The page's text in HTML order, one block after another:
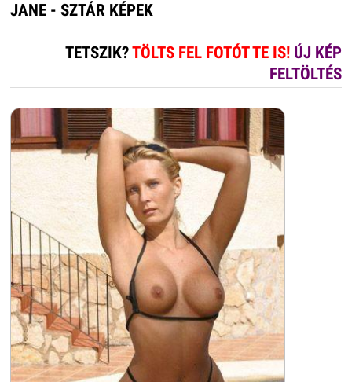
JANE - SZTÁR KÉPEK
TETSZIK?TÖLTS FEL FOTÓT TE IS! ÚJ KÉP
FELTÖLTÉS